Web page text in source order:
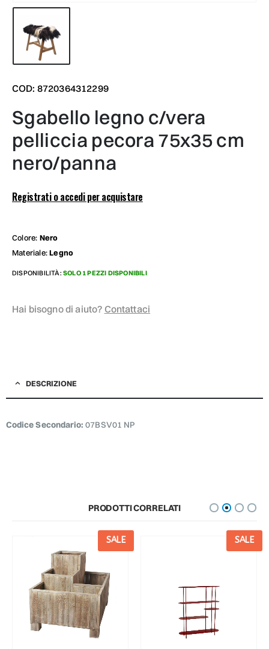
COD: 8720364312299
sgabello legno c/vera
pelliccia pecora 75x35 cm
nero/panna
Registrati o accedi per acquistare
Colore: Nero
Materiale:Legno
DISPONIBILITÀ: SOLO 1 PEZZI DISPONIBILI
Hai bisogno di aiuto? Contattaci
DESCRIZIONE
Codice Secondario: 07BSV01 NP
PRODOTTI CORRELATI
SALE SALE